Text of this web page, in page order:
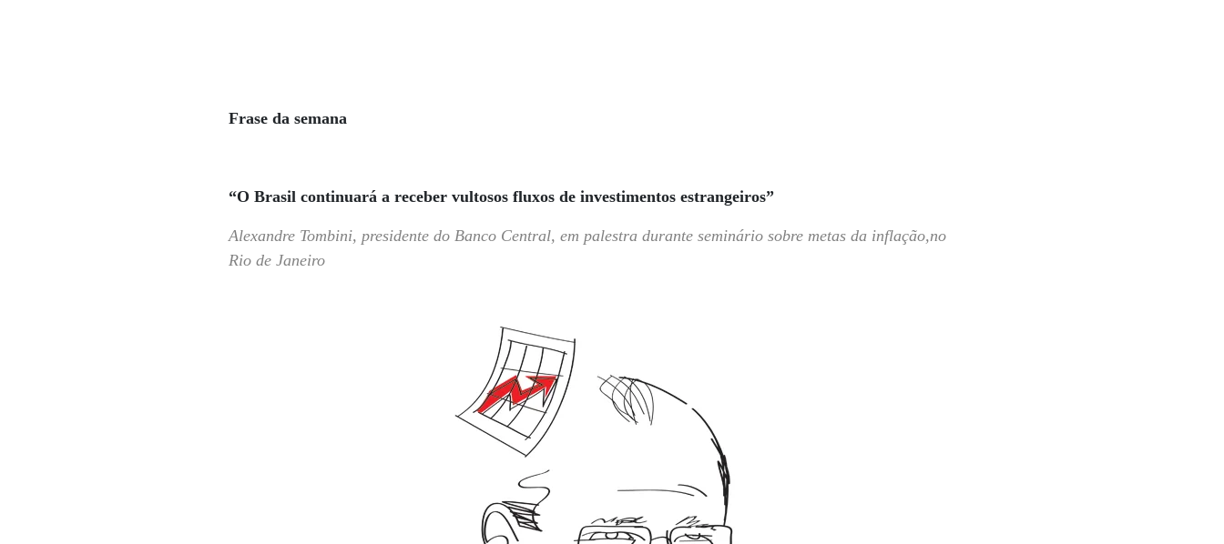
Frase da semana
“O Brasil continuará a receber vultosos fluxos de investimentos estrangeiros”
Alexandre Tombini, presidente do Banco Central, em palestra durante seminário sobre metas da inflação,no
Rio de Janeiro